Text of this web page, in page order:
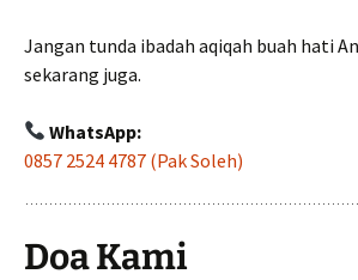
Jangan tunda ibadah aqiqah buah hati
sekarang juga.
WhatsApp:
0857 2524 4787 (Pak Soleh)
Doa Kami